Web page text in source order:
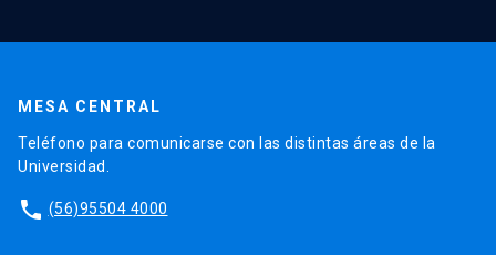
MESA CENTRAL
Teléfono para comunicarse con las distintas áreas de la
Universidad.
phone (56)95504 4000